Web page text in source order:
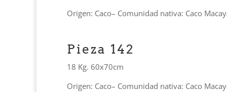
Origen: Caco– Comunidad nativa: Caco
Pieza 142
18 Kg. 60x70cm
Origen: Caco– Comunidad nativa: Caco